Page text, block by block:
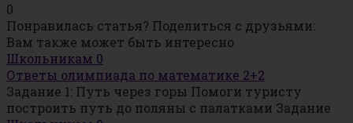
0
Понравилась статья? Поделиться с друзьями:
Вам также может быть интересно
Школьникам 0
Ответы олимпиада по математике 2+2
Задание 1: Путь через горы Помоги туристу
построить путь до поляны с палатками Задание